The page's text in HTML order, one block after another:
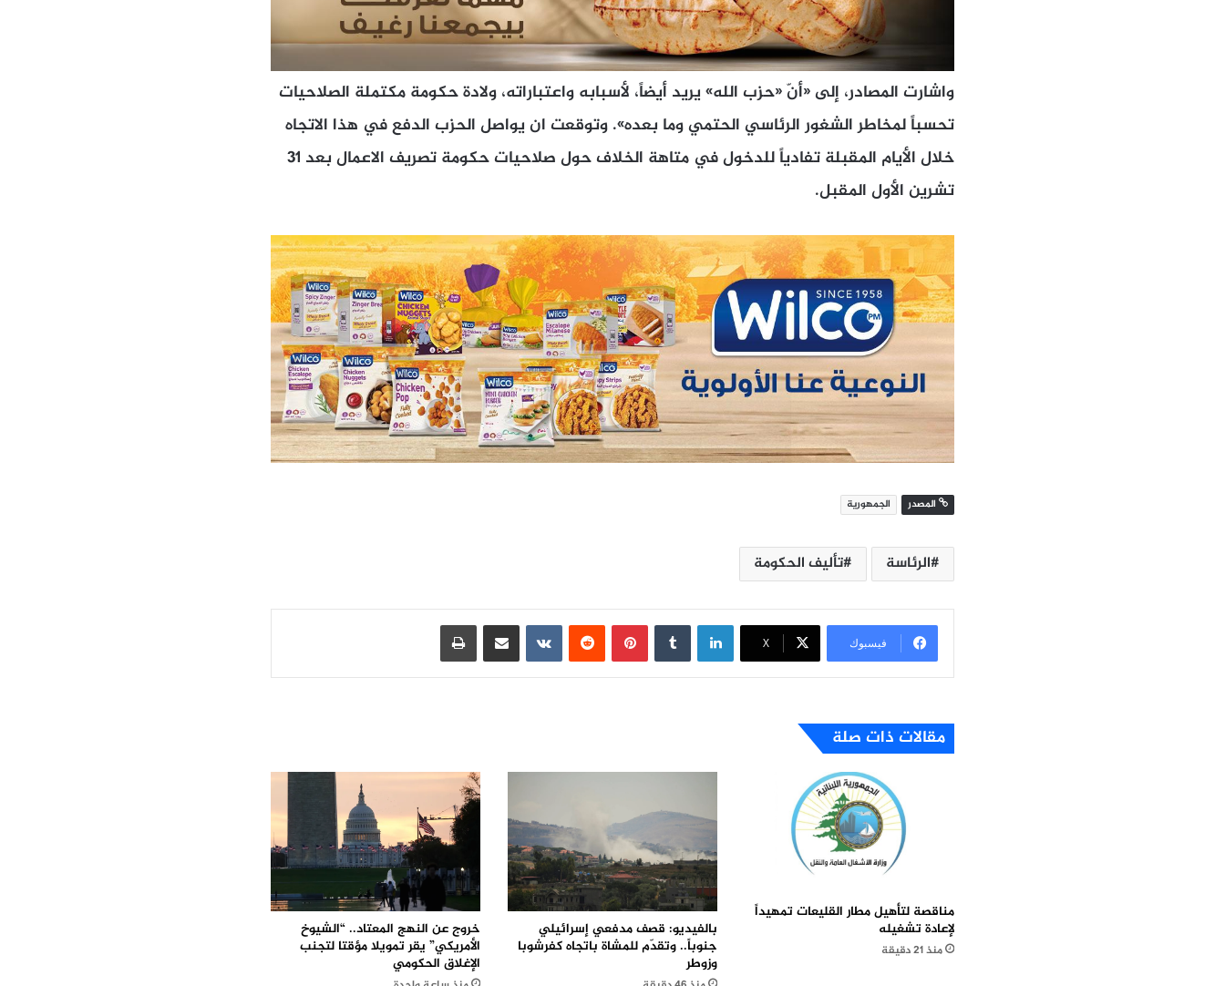
واشارت المصادر، إلى «أنّ «حزب الله» يريد أيضاً، لأسبابه واعتباراته، ولادة حكومة مكتملة الصلاحيات
تحسباً لمخاطر الشغور الرئاسي الحتمي وما بعده». وتوقعت ان يواصل الحزب الدفع في هذا الاتجاه
خلال الأيام المقبلة تفادياً للدخول في متاهة الخلاف حول صلاحيات حكومة تصريف الاعمال بعد 31
تشرين الأول المقبل.
المصدر الجمهورية
الرئاسة تأليف الحكومة
فيسبوك X
لينكدإن بينتيريست مشاركة عبر البريد طباعة
مقالات ذات صلة
مناقصة لتأهيل مطار القليعات تمهيداً
لإعادة تشغيله
منذ 21 دقيقة
بالفيديو: قصف مدفعي إسرائيلي
جنوباً.. وتقدّم للمشاة باتجاه كفرشوبا
وزوطر
خروج عن النهج المعتاد.. “الشيوخ
الأمريكي” يقر تمويلا مؤقتا لتجنب
الإغلاق الحكومي